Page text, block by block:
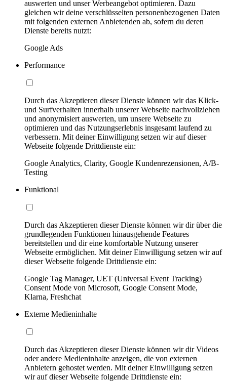
auswerten und unser Werbeangebot optimieren. Dazu
gleichen wir deine verschlüsselten personenbezogenen Daten
mit folgenden externen Anbietenden ab, sofern du deren
Dienste bereits nutzt:
Google Ads
Performance
Durch das Akzeptieren dieser Dienste können wir das Klick-
und Surfverhalten innerhalb unserer Webseite nachvollziehen
und anonymisiert auswerten, um unsere Webseite zu
optimieren und das Nutzungserlebnis insgesamt laufend zu
verbessern. Mit deiner Einwilligung setzen wir auf dieser
Webseite folgende Drittdienste ein:
Google Analytics, Clarity, Google Kundenrezensionen, A/B-
Testing
Funktional
Durch das Akzeptieren dieser Dienste können wir dir über die
grundlegenden Funktionen hinausgehende Features
bereitstellen und dir eine komfortable Nutzung unserer
Webseite ermöglichen. Mit deiner Einwilligung setzen wir auf
dieser Webseite folgende Drittdienste ein:
Google Tag Manager, UET (Universal Event Tracking)
Consent Mode von Microsoft, Google Consent Mode,
Klarna, Freshchat
Externe Medieninhalte
Durch das Akzeptieren dieser Dienste können wir dir Videos
oder andere Medieninhalte anzeigen, die von externen
Anbietern gehostet werden. Mit deiner Einwilligung setzen
wir auf dieser Webseite folgende Drittdienste ein: